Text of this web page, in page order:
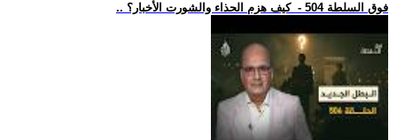
.. فوق السلطة 504 - كيف هزم الحذاء والشورت الأخبار؟